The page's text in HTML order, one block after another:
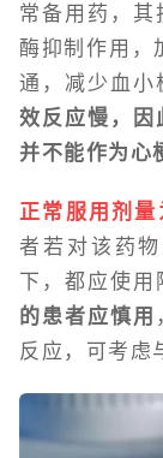
常备用药，其
酶抑制作用，
通，减少血小
效反应慢，因
并不能作为心
正常服用剂
者若对该药
下，都应使用
的患者应慎用
反应，可考虑